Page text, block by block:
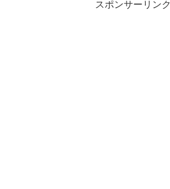
スポンサーリンク